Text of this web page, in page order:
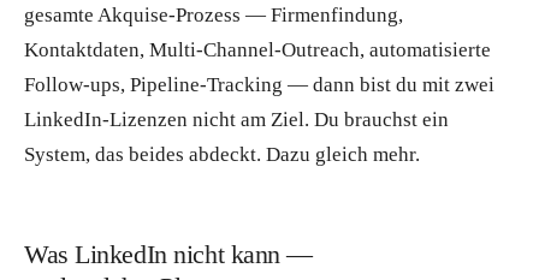
gesamte Akquise-Prozess — Firmenfindung,
Kontaktdaten, Multi-Channel-Outreach, automatisierte
Follow-ups, Pipeline-Tracking — dann bist du mit zwei
LinkedIn-Lizenzen nicht am Ziel. Du brauchst ein
System, das beides abdeckt. Dazu gleich mehr.
Was LinkedIn nicht kann —